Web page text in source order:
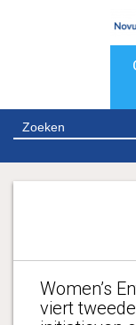
Women’s
viert